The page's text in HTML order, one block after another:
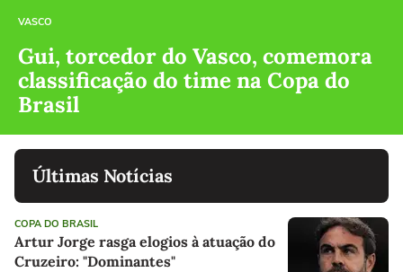
VASCO
Gui, torcedor do Vasco, comemora
classificação do time na Copa do
Brasil
Últimas Notícias
COPA DO BRASIL
Artur Jorge rasga elogios à atuação do
Cruzeiro: "Dominantes"